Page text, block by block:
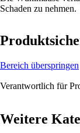
Schaden zu nehmen.
Bereich überspringen
Verantwortlich für
Weitere